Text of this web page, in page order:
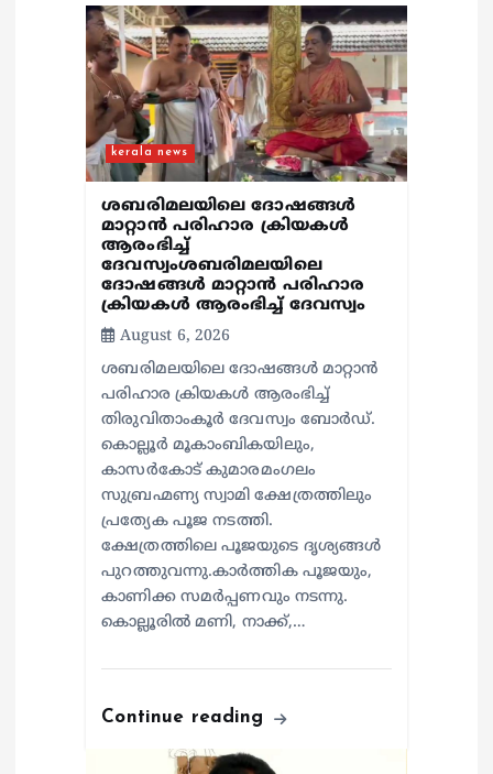
kerala news
ശബരിമലയിലെ ദോഷങ്ങൾ
മാറ്റാൻ പരിഹാര ക്രിയകൾ
ആരംഭിച്ച്
ദേവസ്വംശബരിമലയിലെ
ദോഷങ്ങൾ മാറ്റാൻ പരിഹാര
ക്രിയകൾ ആരംഭിച്ച് ദേവസ്വം
August 6, 2026
ശബരിമലയിലെ ദോഷങ്ങൾ മാറ്റാൻ
പരിഹാര ക്രിയകൾ ആരംഭിച്ച്
തിരുവിതാംകൂർ ദേവസ്വം ബോർഡ്.
കൊല്ലൂർ മൂകാംബികയിലും,
കാസർകോട് കുമാരമംഗലം
സുബ്രഹ്മണ്യ സ്വാമി ക്ഷേത്രത്തിലും
പ്രത്യേക പൂജ നടത്തി.
ക്ഷേത്രത്തിലെ പൂജയുടെ ദൃശ്യങ്ങൾ
പുറത്തുവന്നു.കാർത്തിക പൂജയും,
കാണിക്ക സമർപ്പണവും നടന്നു.
കൊല്ലൂരിൽ മണി, നാക്ക്,…
Continue reading